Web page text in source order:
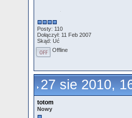
Posty: 110
Dołączył: 11 Feb 2007
Skąd: Uć
Offline
27 sie 2010,
totom
Nowy